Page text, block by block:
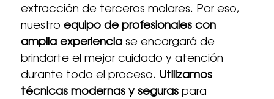
extracción de terceros molares. Por eso,
nuestro equipo de profesionales con
amplia experienciase encargará de
brindarte el mejor cuidado y atención
durante todo el proceso. Utilizamos
técnicas modernas y seguras para